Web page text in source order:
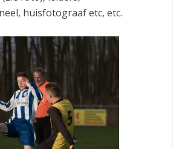
huisfotograaf etc, etc.